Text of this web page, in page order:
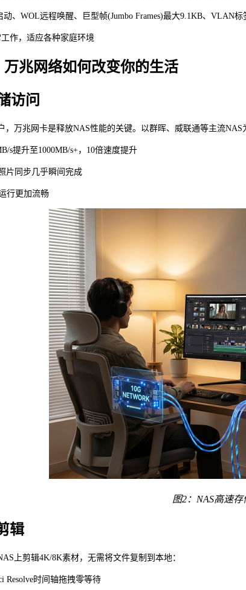
动、WOL远程唤醒、巨型帧(Jumbo Frames)最大9.1KB、VLAN标
工作，适应各种家庭环境
兆网络如何改变你的生活
访问
，万兆网卡是释放NAS性能的关键。以群晖、威联通等主流NAS
s提升至1000MB/s+，10倍速度提升
片同步几乎瞬间完成
行更加流畅
图2：NAS高速
辑
上剪辑4K/8K素材，无需将文件复制到本地：
Resolve时间轴拖拽零等待